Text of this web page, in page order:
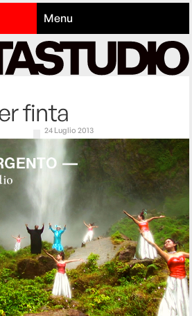
Menu
finta
24 Luglio 2013